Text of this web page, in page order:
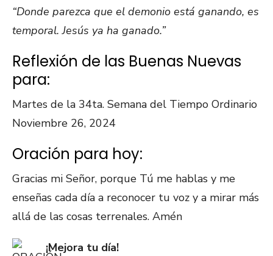
“Donde parezca que el demonio está ganando, es
temporal. Jesús ya ha ganado.”
Reflexión de las Buenas Nuevas
para:
Martes de la 34ta. Semana del Tiempo Ordinario
Noviembre 26, 2024
Oración para hoy:
Gracias mi Señor, porque Tú me hablas y me
enseñas cada día a reconocer tu voz y a mirar más
allá de las cosas terrenales. Amén
¡Mejora tu día!